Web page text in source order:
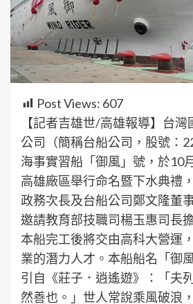
Post Views: 607
【記者吉雄世/高雄報導】台
公司（簡稱台船公司，股號：
海事實習船「御風」號，於10
高雄廠區舉行命名暨下水典禮
政務次長及台船公司鄭文隆董
邀請教育部技職司楊玉惠司長
本船完工後將交由高科大營運
業的潛力人才。本船船名「御
引自《莊子．逍遙遊》：「夫
然善也。」世人常說乘風破浪